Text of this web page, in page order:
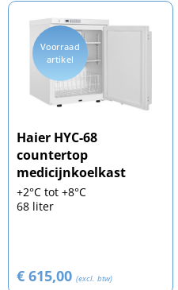
Voorraad
artikel
Haier HYC-68
countertop
medicijnkoelkast
+2°C tot +8°C
68 liter
€ 615,00 (excl. btw)